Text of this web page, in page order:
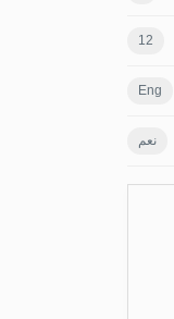
12
Eng
نعم